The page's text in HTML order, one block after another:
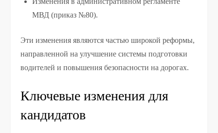
МВД (приказ №80).
Эти изменения являются частью широкой реформы,
направленной на улучшение системы подготовки
водителей и повышения безопасности на дорогах.
Ключевые изменения для
кандидатов